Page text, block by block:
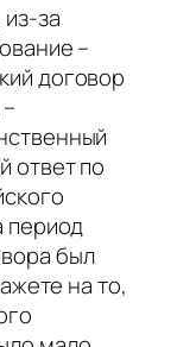
за
–
договор
ответ по
период
был
на то,